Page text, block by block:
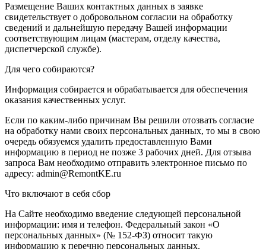
Размещение Ваших контактных данных в заявке
свидетельствует о добровольном согласии на обработку
сведений и дальнейшую передачу Вашей информации
соответствующим лицам (мастерам, отделу качества,
диспетчерской службе).
Для чего собираются?
Информация собирается и обрабатывается для обеспечения
оказания качественных услуг.
Если по каким-либо причинам Вы решили отозвать согласие
на обработку нами своих персональных данных, то мы в свою
очередь обязуемся удалить предоставленную Вами
информацию в период не позже 3 рабочих дней. Для отзыва
запроса Вам необходимо отправить электронное письмо по
адресу: admin@RemontKE.ru
Что включают в себя сбор
На Сайте необходимо введение следующей персональной
информации: имя и телефон. Федеральный закон «О
персональных данных» (№ 152-ФЗ) относит такую
информацию к перечню персональных данных.